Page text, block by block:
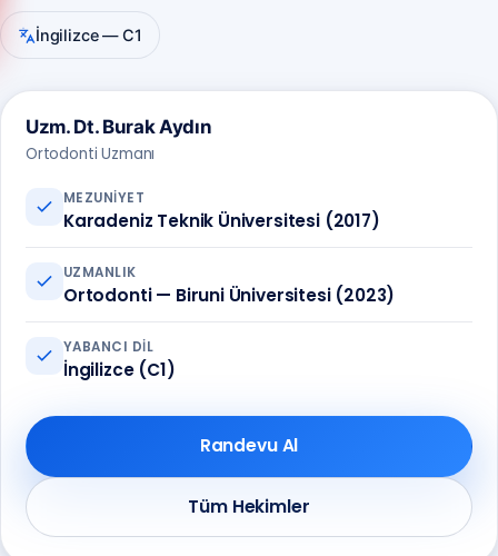
İngilizce — C1
Uzm. Dt. Burak Aydın
Ortodonti Uzmanı
MEZUNIYET
Karadeniz Teknik Üniversitesi (2017)
UZMANLIK
Ortodonti — Biruni Üniversitesi (2023)
YABANCI DIL
İngilizce (C1)
Randevu Al
Tüm Hekimler
Avrupa Yakası